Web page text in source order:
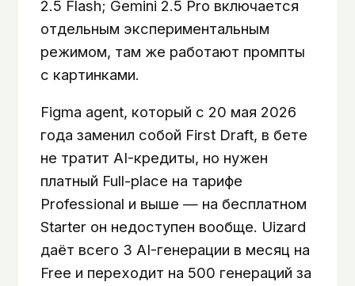
2.5 Flash; Gemini 2.5 Pro включается
отдельным экспериментальным
режимом, там же работают промпты
с картинками.
Figma agent, который с 20 мая 2026
года заменил собой First Draft, в бете
не тратит AI-кредиты, но нужен
платный Full-place на тарифе
Professional и выше — на бесплатном
Starter он недоступен вообще. Uizard
даёт всего 3 AI-генерации в месяц на
Free и переходит на 500 генераций за